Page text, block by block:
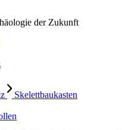
der Zukunft
Skelettbaukasten